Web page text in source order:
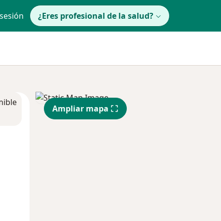
¿Eres profesional de la salud?
Ampliar mapa